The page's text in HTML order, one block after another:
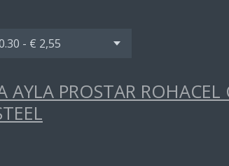
AYLA PROSTAR ROHACEL